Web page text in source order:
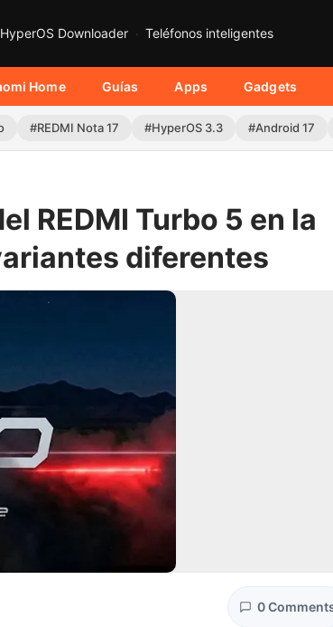
HyperOS Downloader Teléfonos inteligentes
Home Guías Apps Gadgets
#REDMI Nota 17 #HyperOS 3.3 #Android 17
REDMI Turbo 5 en la
diferentes
0